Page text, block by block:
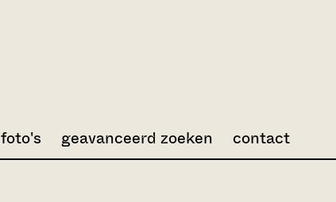
geavanceerd zoeken contact